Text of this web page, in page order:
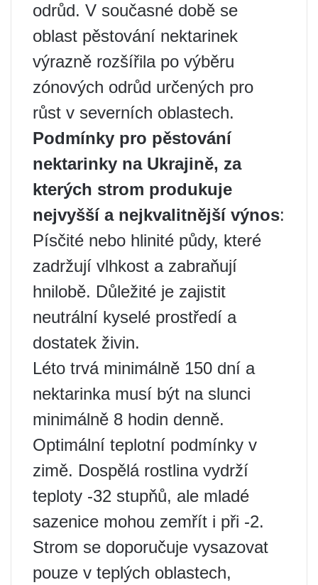
odrůd. V současné době se
oblast pěstování nektarinek
výrazně rozšířila po výběru
zónových odrůd určených pro
růst v severních oblastech.
Podmínky pro pěstování
nektarinky na Ukrajině, za
kterých strom produkuje
nejvyšší a nejkvalitnější výnos:
Písčité nebo hlinité půdy, které
zadržují vlhkost a zabraňují
hnilobě. Důležité je zajistit
neutrální kyselé prostředí a
dostatek živin.
Léto trvá minimálně 150 dní a
nektarinka musí být na slunci
minimálně 8 hodin denně.
Optimální teplotní podmínky v
zimě. Dospělá rostlina vydrží
teploty -32 stupňů, ale mladé
sazenice mohou zemřít i při -2.
Strom se doporučuje vysazovat
pouze v teplých oblastech,